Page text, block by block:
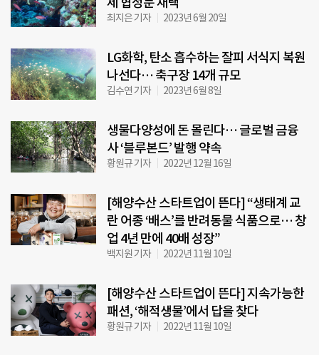
최지은 기자 2023년 6월 20일
LG화학, 탄소 흡수하는 잘피 서식지 복원
나선다… 축구장 14개 규모
김수연 기자 2023년 6월 8일
생물다양성에 돈 몰린다… 글로벌 금융
사 ‘블루본드’ 발행 약속
황원규 기자 2022년 12월 16일
[해양수산 스타트업이 뜬다] “생태계 교
란 어종 ‘배스’를 반려동물 식품으로… 창
업 4년 만에 40배 성장”
백지원 기자 2022년 11월 10일
[해양수산 스타트업이 뜬다] 지속가능한
패션, ‘해적생물’에서 답을 찾다
황원규 기자 2022년 11월 10일